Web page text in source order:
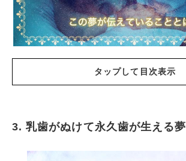
タップして目次表示
歯が生える夢の基本的な意味
3. 乳歯がぬけて永久歯が生える夢